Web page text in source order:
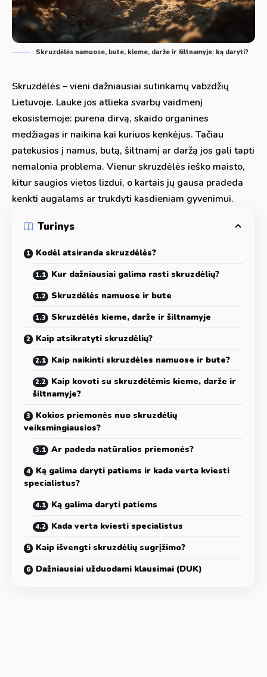
Skruzdėlės namuose, bute, kieme, darže ir šiltnamyje: ką daryti?
Skruzdėlės – vieni dažniausiai sutinkamų vabzdžių
Lietuvoje. Lauke jos atlieka svarbų vaidmenį
ekosistemoje: purena dirvą, skaido organines
medžiagas ir naikina kai kuriuos kenkėjus. Tačiau
patekusios į namus, butą, šiltnamį ar daržą jos gali tapti
nemalonia problema. Vienur skruzdėlės ieško maisto,
kitur saugios vietos lizdui, o kartais jų gausa pradeda
kenkti augalams ar trukdyti kasdieniam gyvenimui.
Turinys
Kodėl atsiranda skruzdėlės?
Kur dažniausiai galima rasti skruzdėlių?
Skruzdėlės namuose ir bute
Skruzdėlės kieme, darže ir šiltnamyje
Kaip atsikratyti skruzdėlių?
Kaip naikinti skruzdėles namuose ir bute?
Kaip kovoti su skruzdėlėmis kieme, darže ir
šiltnamyje?
Kokios priemonės nuo skruzdėlių
veiksmingiausios?
Ar padeda natūralios priemonės?
Ką galima daryti patiems ir kada verta kviesti
specialistus?
Ką galima daryti patiems
Kada verta kviesti specialistus
Kaip išvengti skruzdėlių sugrįžimo?
Dažniausiai užduodami klausimai (DUK)